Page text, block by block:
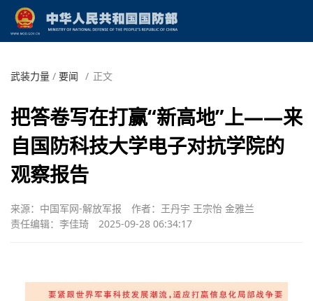
武装力量 / 要闻 / 正文
把答卷写在打赢“新高地”上——来
自国防科技大学电子对抗学院的
观察报告
来源：中国军网-解放军报
作者：王丹宇 王宗怡 金雅兰
责任编辑：李佳琦
2025-09-28 06:34:17